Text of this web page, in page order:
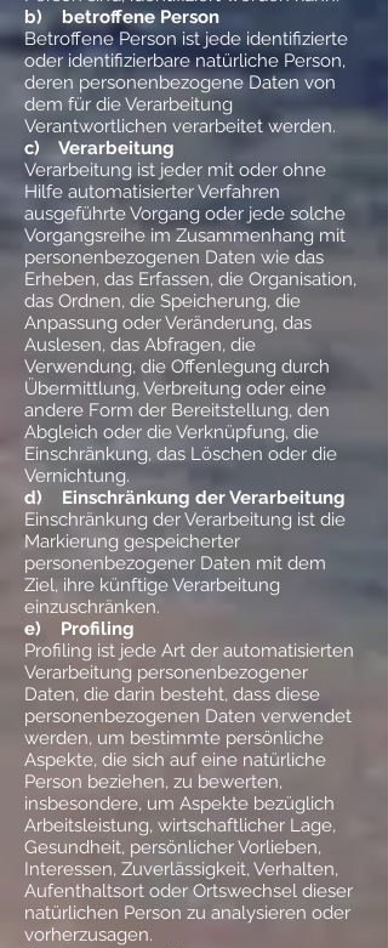
b) betroffene Person
Betroffene Person ist jede identifizierte
oder identifizierbare natürliche Person,
deren personenbezogene Daten von
dem für die Verarbeitung
Verantwortlichen verarbeitet werden.
c) Verarbeitung
Verarbeitung ist jeder mit oder ohne
Hilfe automatisierter Verfahren
ausgeführte Vorgang oder jede solche
Vorgangsreihe im Zusammenhang mit
personenbezogenen Daten wie das
Erheben, das Erfassen, die Organisation,
das Ordnen, die Speicherung, die
Anpassung oder Veränderung, das
Auslesen, das Abfragen, die
Verwendung, die Offenlegung durch
Übermittlung, Verbreitung oder eine
andere Form der Bereitstellung, den
Abgleich oder die Verknüpfung, die
Einschränkung, das Löschen oder die
Vernichtung.
d) Einschränkung der Verarbeitung
Einschränkung der Verarbeitung ist die
Markierung gespeicherter
personenbezogener Daten mit dem
Ziel, ihre künftige Verarbeitung
einzuschränken.
e) Profiling
Profiling ist jede Art der automatisierten
Verarbeitung personenbezogener
Daten, die darin besteht, dass diese
personenbezogenen Daten verwendet
werden, um bestimmte persönliche
Aspekte, die sich auf eine natürliche
Person beziehen, zu bewerten,
insbesondere, um Aspekte bezüglich
Arbeitsleistung, wirtschaftlicher Lage,
Gesundheit, persönlicher Vorlieben,
Interessen, Zuverlässigkeit, Verhalten,
Aufenthaltsort oder Ortswechsel dieser
natürlichen Person zu analysieren oder
vorherzusagen.